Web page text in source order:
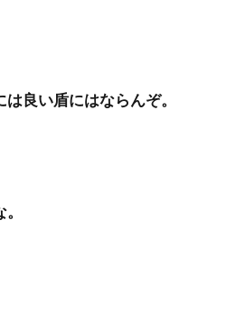
良い盾にはならんぞ。